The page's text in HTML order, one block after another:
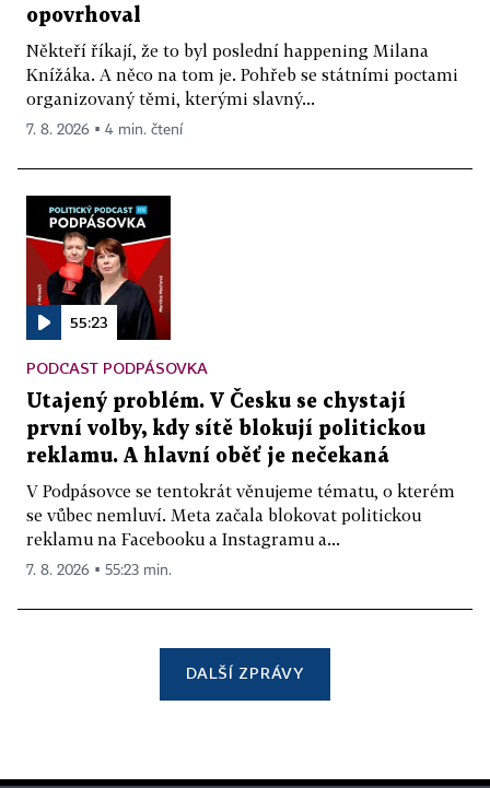
opovrhoval
Někteří říkají, že to byl poslední happening Milana
Knížáka. A něco na tom je. Pohřeb se státními poctami
organizovaný těmi, kterými slavný...
7. 8. 2026 ▪ 4 min. čtení
55:23
PODCAST PODPÁSOVKA
Utajený problém. V Česku se chystají
první volby, kdy sítě blokují politickou
reklamu. A hlavní oběť je nečekaná
V Podpásovce se tentokrát věnujeme tématu, o kterém
se vůbec nemluví. Meta začala blokovat politickou
reklamu na Facebooku a Instagramu a...
7. 8. 2026 ▪ 55:23 min.
DALŠÍ ZPRÁVY